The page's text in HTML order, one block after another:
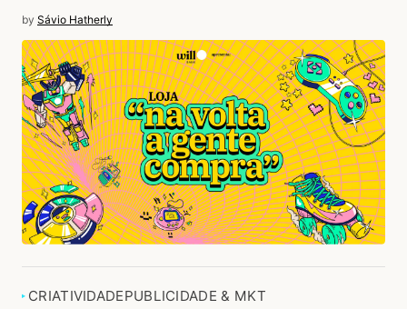
by Sávio Hatherly
CRIATIVIDADEPUBLICIDADE & MKT